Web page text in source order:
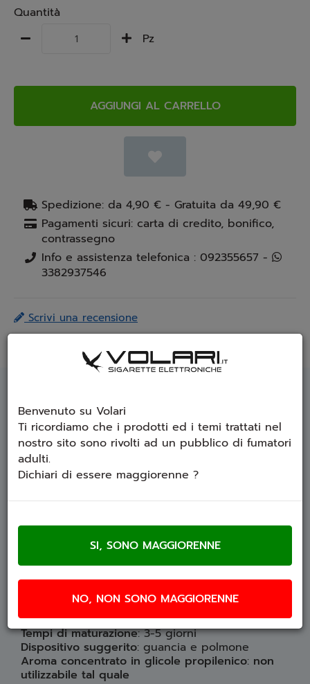
Quantità
Pz
AGGIUNGI AL CARRELLO
Spedizione: da 4,90 € - Gratuita da 49,90 €
Pagamenti sicuri: carta di credito, bonifico,
contrassegno
Info e assistenza telefonica : 092355657 -
3382937546
Scrivi una recensione
GUSTO: Pesca, Ananas, Uva,
Ghiaccio e Lime
Bevande Mentolato
è unaroma concentrato da 12ml
combina il sapore dellapescacon quello della
menta, dell’ananase dell’uva, per un risultato
fresco e fruttato ispirato a un cocktail estivo.
Diluizione consigliata: 10%
Tempi di maturazione: 3-5 giorni
Dispositivo suggerito: guancia e polmone
Aroma concentrato in glicole propilenico: non
utilizzabile tal quale
Benvenuto su Volari
Ti ricordiamo che i prodotti ed i temi trattati nel
nostro sito sono rivolti ad un pubblico di fumatori
adulti.
Dichiari di essere maggiorenne ?
NO, NON SONO MAGGIORENNE